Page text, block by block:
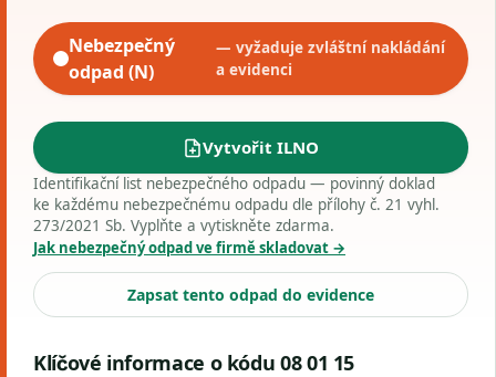
Nebezpečný
odpad (N)
— vyžaduje zvláštní nakládání
a evidenci
Vytvořit ILNO
Identifikační list nebezpečného odpadu — povinný doklad
ke každému nebezpečnému odpadu dle přílohy č. 21 vyhl.
273/2021 Sb. Vyplňte a vytiskněte zdarma.
Jak nebezpečný odpad ve firmě skladovat →
Zapsat tento odpad do evidence
Klíčové informace o kódu 08 01 15